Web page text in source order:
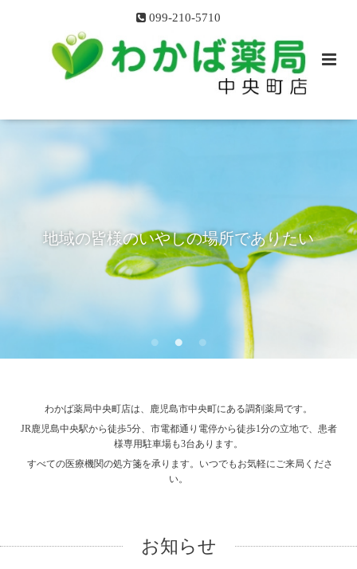
099-210-5710
地域の皆様のいやしの場所でありたい
お薬のこと、健康のこと、いつでもご相
談ください
わかば薬局中央町店は、鹿児島市中央町にある調剤薬局です。
JR鹿児島中央駅から徒歩5分、市電都通り電停から徒歩1分の立地で、患者
様専用駐車場も3台あります。
すべての医療機関の処方箋を承ります。いつでもお気軽にご来局くださ
い。
お知らせ